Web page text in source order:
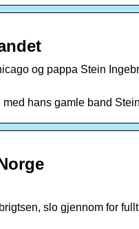
og pappa Stein
hans gamle band
slo gjennom for